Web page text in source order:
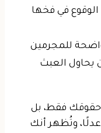
في فخها
للمجرمين
يحاول العبث
حقوقك فقط، بل
وتُظهر أنك